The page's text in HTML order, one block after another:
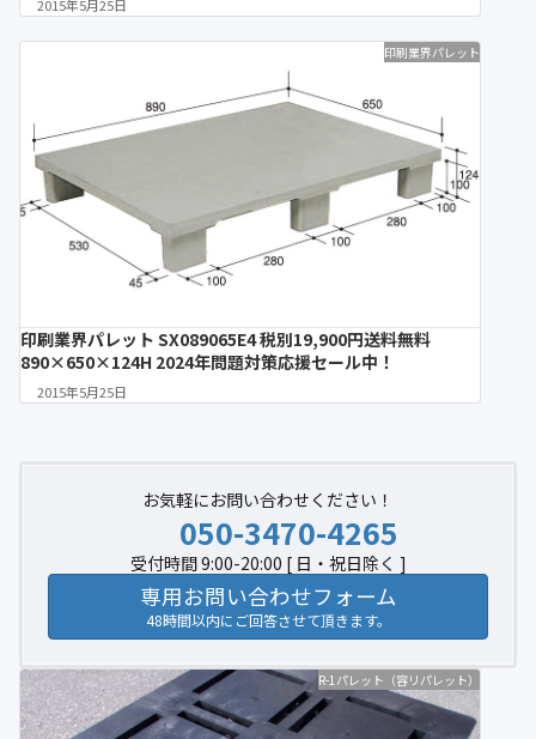
2015年5月25日
印刷業界パレット
印刷業界パレット SX089065E4 税別19,900円送料無料
890×650×124H 2024年問題対策応援セール中！
2015年5月25日
お気軽にお問い合わせください！
050-3470-4265
受付時間 9:00-20:00 [ 日・祝日除く ]
専用お問い合わせフォーム
48時間以内にご回答させて頂きます。
R-1パレット（容リパレット）